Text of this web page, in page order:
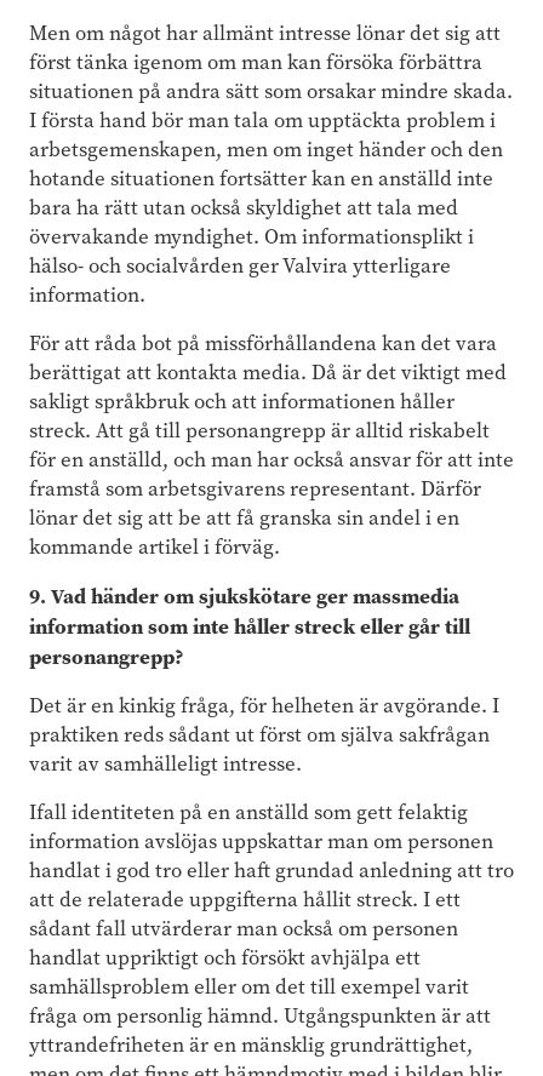
Men om något har allmänt intresse lönar det sig att
först tänka igenom om man kan försöka förbättra
situationen på andra sätt som orsakar mindre skada.
I första hand bör man tala om upptäckta problem i
arbetsgemenskapen, men om inget händer och den
hotande situationen fortsätter kan en anställd inte
bara ha rätt utan också skyldighet att tala med
övervakande myndighet. Om informationsplikt i
hälso- och socialvården ger Valvira ytterligare
information.
För att råda bot på missförhållandena kan det vara
berättigat att kontakta media. Då är det viktigt med
sakligt språkbruk och att informationen håller
streck. Att gå till personangrepp är alltid riskabelt
för en anställd, och man har också ansvar för att inte
framstå som arbetsgivarens representant. Därför
lönar det sig att be att få granska sin andel i en
kommande artikel i förväg.
9. Vad händer om sjukskötare ger massmedia
information som inte håller streck eller går till
personangrepp?
Det är en kinkig fråga, för helheten är avgörande. I
praktiken reds sådant ut först om själva sakfrågan
varit av samhälleligt intresse.
Ifall identiteten på en anställd som gett felaktig
information avslöjas uppskattar man om personen
handlat i god tro eller haft grundad anledning att tro
att de relaterade uppgifterna hållit streck. I ett
sådant fall utvärderar man också om personen
handlat uppriktigt och försökt avhjälpa ett
samhällsproblem eller om det till exempel varit
fråga om personlig hämnd. Utgångspunkten är att
yttrandefriheten är en mänsklig grundrättighet,